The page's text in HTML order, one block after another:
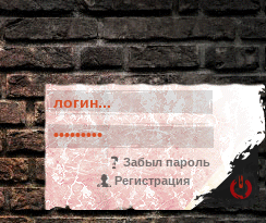
Забыл пароль
Регистрация